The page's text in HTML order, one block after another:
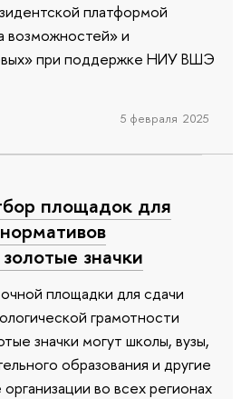
платформой
возможностей» и
при поддержке НИУ ВШЭ
5 февраля 2025
площадок для
значки
площадки для сдачи
грамотности
значки могут школы, вузы,
образования и другие
во всех регионах